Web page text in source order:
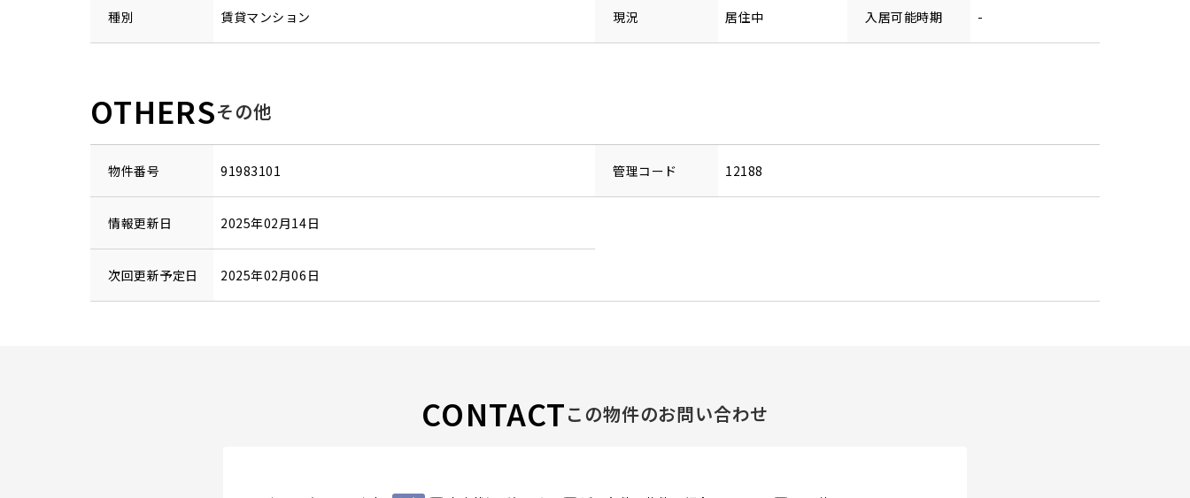
種別 賃貸マンション 現況 居住中 入居可能時期 -
OTHERSその他
物件番号 91983101 管理コード 12188
情報更新日 2025年02月14日
次回更新予定日 2025年02月06日
CONTACTこの物件のお問い合わせ